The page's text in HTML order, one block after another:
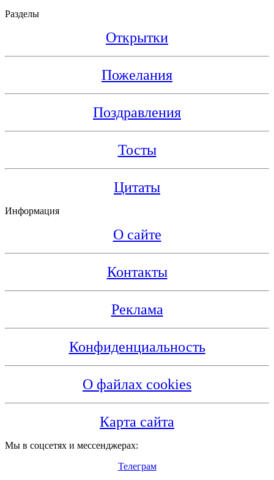
Разделы
Открытки
Пожелания
Поздравления
Тосты
Цитаты
Информация
О сайте
Контакты
Реклама
Конфиденциальность
О файлах cookies
Карта сайта
Мы в соцсетях и мессенджерах:
Телеграм